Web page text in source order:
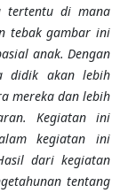
tertentu di mana
tebak gambar ini
anak. Dengan
didik akan lebih
mereka dan lebih
Kegiatan ini
kegiatan ini
dari kegiatan
tentang